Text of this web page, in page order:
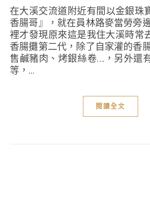
在大溪交流道附近有間以金銀珠寶聞名的『大溪
香腸哥』，就在員林路麥當勞旁
裡才發現原來這是我住大溪時常
香腸攤第二代，除了自家灌的香
售鹹豬肉、烤銀絲卷…，另外還
等，...
閱讀全文